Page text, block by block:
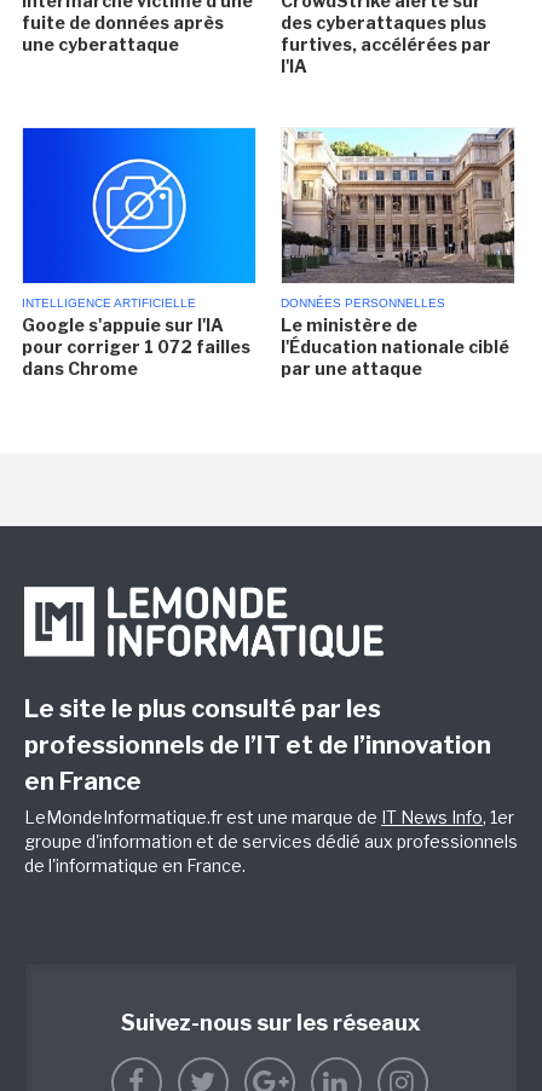
fuite de données après
une cyberattaque
des cyberattaques plus
furtives, accélérées par
l'IA
INTELLIGENCE ARTIFICIELLE
Google s'appuie sur l'IA
pour corriger 1 072 failles
dans Chrome
DONNÉES PERSONNELLES
Le ministère de
l'Éducation nationale ciblé
par une attaque
Le site le plus consulté par les
professionnels de l’IT et de l’innovation
en France
LeMondeInformatique.fr est une marque de IT News Info, 1er
groupe d'information et de services dédié aux professionnels
de l'informatique en France.
Suivez-nous sur les réseaux